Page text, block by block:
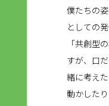
僕たちの
としての
「共創型
すが、口
緒に考え
動かした